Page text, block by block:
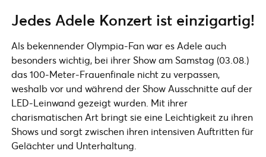
Jedes Adele Konzert ist einzigartig!
Als bekennender Olympia-Fan war es Adele auch
besonders wichtig, bei ihrer Show am Samstag (03.08.)
das 100-Meter-Frauenfinale nicht zu verpassen,
weshalb vor und während der Show Ausschnitte auf der
LED-Leinwand gezeigt wurden. Mit ihrer
charismatischen Art bringt sie eine Leichtigkeit zu ihren
Shows und sorgt zwischen ihren intensiven Auftritten für
Gelächter und Unterhaltung.